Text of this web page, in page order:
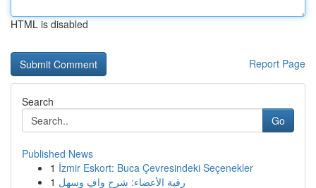
HTML is disabled
Report Page
Search
Go
Published News
1 İzmir Eskort: Buca Çevresindeki Seçenekler
1 رقية الأعضاء: شرح وافٍ وسهل